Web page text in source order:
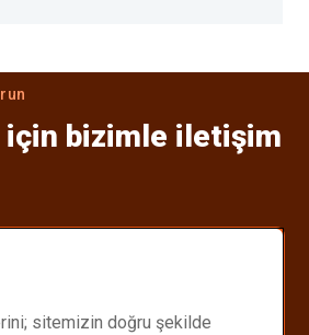
için bizimle iletişim
distribütörünü bulun.
sitemizin doğru şekilde